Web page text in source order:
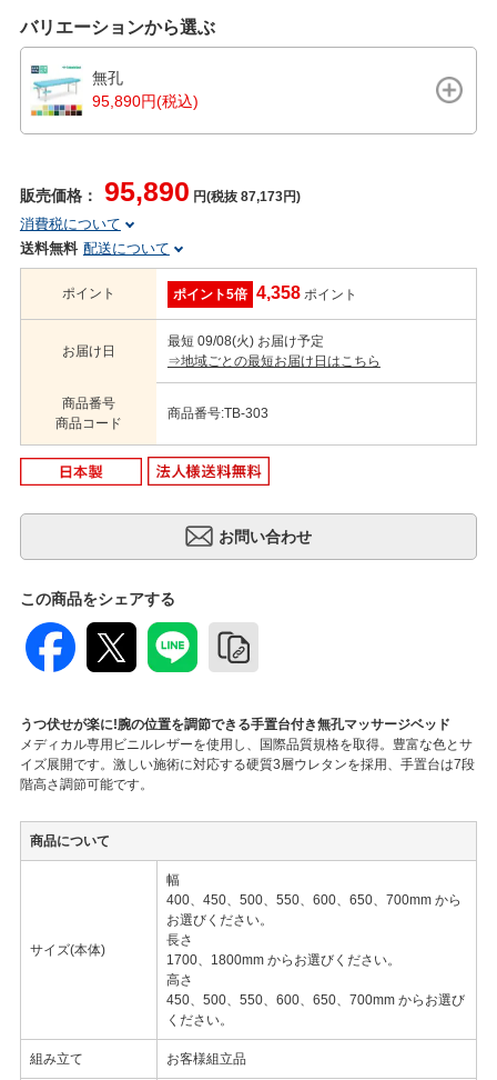
バリエーションから選ぶ
無孔
95,890円(税込)
販売価格： 95,890 円(税抜 87,173円)
消費税について
送料無料 配送について
ポイント ポイント5倍 4,358 ポイント
お届け日
最短 09/08(火) お届け予定
⇒地域ごとの最短お届け日はこちら
商品番号
商品コード
商品番号:TB-303
この商品をシェアする
うつ伏せが楽に!腕の位置を調節できる手置台付き無孔マッサージベッド
メディカル専用ビニルレザーを使用し、国際品質規格を取得。豊富な色とサ
イズ展開です。激しい施術に対応する硬質3層ウレタンを採用、手置台は7段
階高さ調節可能です。
商品について
サイズ(本体)
幅
400、450、500、550、600、650、700mm から
お選びください。
長さ
1700、1800mm からお選びください。
高さ
450、500、550、600、650、700mm からお選び
ください。
組み立て お客様組立品